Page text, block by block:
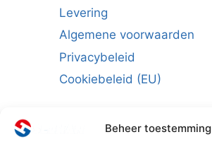
Beheer toestemming
Levering
Algemene voorwaarden
Privacybeleid
Cookiebeleid (EU)